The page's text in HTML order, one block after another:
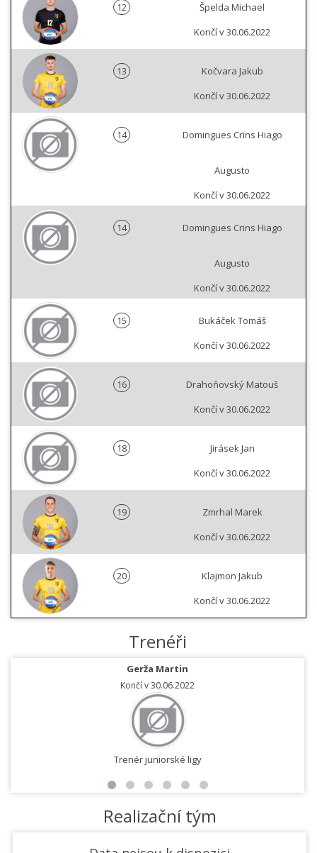
12
Špelda Michael
Končí v 30.06.2022
13
Kočvara Jakub
Končí v 30.06.2022
14 Domingues Crins Hiago
Augusto
Končí v 30.06.2022
14 Domingues Crins Hiago
Augusto
Končí v 30.06.2022
15
Bukáček Tomáš
Končí v 30.06.2022
16
Drahoňovský Matouš
Končí v 30.06.2022
18
Jirásek Jan
Končí v 30.06.2022
19
Zmrhal Marek
Končí v 30.06.2022
20
Klajmon Jakub
Končí v 30.06.2022
Trenéři
Gerža Martin
Končí v 30.06.2022
Trenér juniorské ligy
Realizační tým